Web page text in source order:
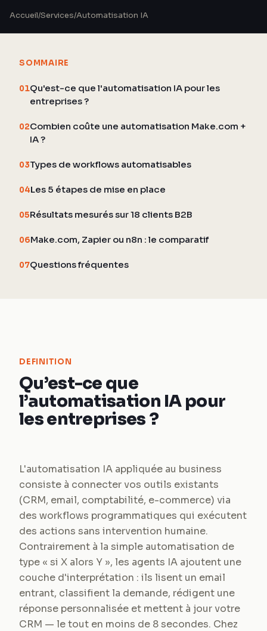
Accueil/Services/Automatisation IA
SOMMAIRE
01Qu'est-ce que l'automatisation IA pour les
entreprises ?
02Combien coûte une automatisation Make.com +
IA ?
03Types de workflows automatisables
04Les 5 étapes de mise en place
05Résultats mesurés sur 18 clients B2B
06Make.com, Zapier ou n8n : le comparatif
07Questions fréquentes
DEFINITION
Qu’est-ce que
l’automatisation IA pour
les entreprises ?
L'automatisation IA appliquée au business
consiste à connecter vos outils existants
(CRM, email, comptabilité, e-commerce) via
des workflows programmatiques qui exécutent
des actions sans intervention humaine.
Contrairement à la simple automatisation de
type « si X alors Y », les agents IA ajoutent une
couche d'interprétation : ils lisent un email
entrant, classifient la demande, rédigent une
réponse personnalisée et mettent à jour votre
CRM — le tout en moins de 8 secondes. Chez